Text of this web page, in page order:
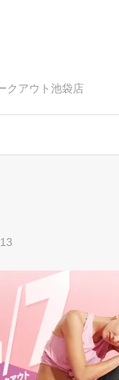
クアウト池袋店